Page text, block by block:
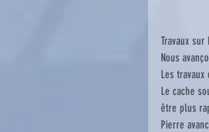
Travaux sur
Nous
Les
Le cache
être plus
Pierre